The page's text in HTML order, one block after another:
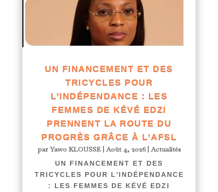
UN FINANCEMENT ET DES
TRICYCLES POUR
L’INDÉPENDANCE : LES
FEMMES DE KÉVÉ EDZI
PRENNENT LA ROUTE DU
PROGRÈS GRÂCE À L’AFSL
parYawo KLOUSSE|Août 4, 2026|Actualités
UN FINANCEMENT ET DES
TRICYCLES POUR L'INDÉPENDANCE
: LES FEMMES DE KÉVÉ EDZI